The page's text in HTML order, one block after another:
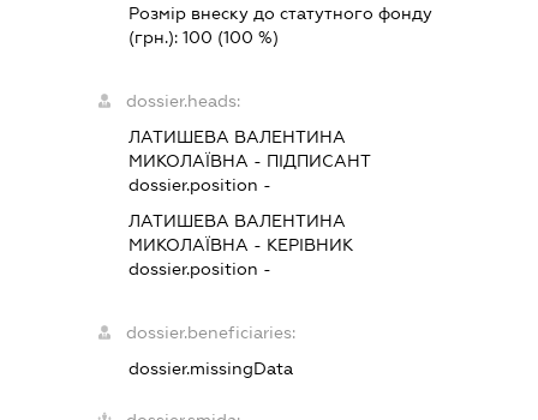
Розмір внеску до статутного фонду
(грн.): 100 (100 %)
dossier.heads:
ЛАТИШЕВА ВАЛЕНТИНА
МИКОЛАЇВНА - ПІДПИСАНТ
dossier.position -
ЛАТИШЕВА ВАЛЕНТИНА
МИКОЛАЇВНА - КЕРІВНИК
dossier.position -
dossier.beneficiaries:
dossier.missingData